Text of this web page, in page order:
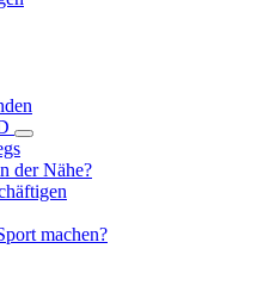
der Nähe?
machen?